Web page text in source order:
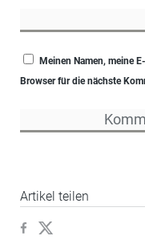
Meinen Namen, meine
Browser für die nächste
Artikel teilen